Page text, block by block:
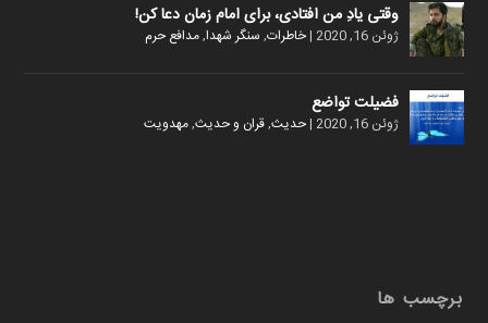
وقتی یادِ من افتادی، برای امام زمان دعا کن!
ژوئن 16, 2020 |خاطرات, سنگر شهدا,مدافع حرم
فضیلت تواضع
ژوئن 16, 2020 |حدیث,قران و حدیث,مهدویت
برچسب ها